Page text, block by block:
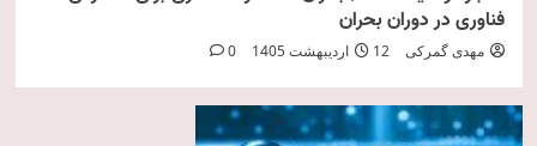
فناوری در دوران بحران
مهدی گمرکی 12 اردیبهشت 1405 0